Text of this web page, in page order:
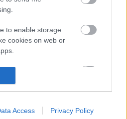
to enable storage
cookies on web or
to enable storage
of the website or app.
Access Privacy Policy